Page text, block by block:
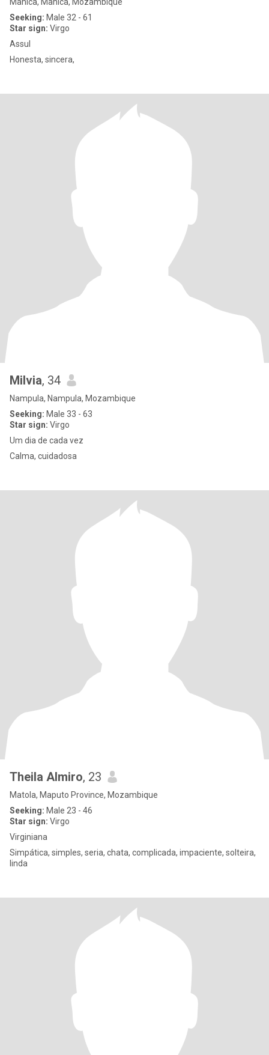
Seeking: Male 32 - 61
Star sign: Virgo
Assul
Honesta, sincera,
Milvia, 34
Nampula, Nampula, Mozambique
Seeking: Male 33 - 63
Star sign: Virgo
Um dia de cada vez
Calma, cuidadosa
Theila Almiro, 23
Matola, Maputo Province, Mozambique
Seeking: Male 23 - 46
Star sign: Virgo
Virginiana
Simpática, simples, seria, chata, complicada, impaciente, solteira,
linda